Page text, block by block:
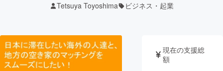
テクノロジー・ガジェット
Tetsuya Toyoshima ビジネス・起業
現在の支援総
額